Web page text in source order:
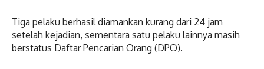
Tiga pelaku berhasil diamankan kurang dari 24 jam
setelah kejadian, sementara satu pelaku lainnya masih
berstatus Daftar Pencarian Orang (DPO).